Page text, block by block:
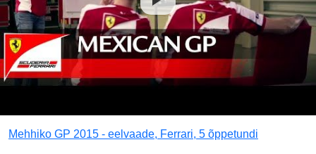
Mehhiko GP 2015 - eelvaade, Ferrari, 5 õppetundi